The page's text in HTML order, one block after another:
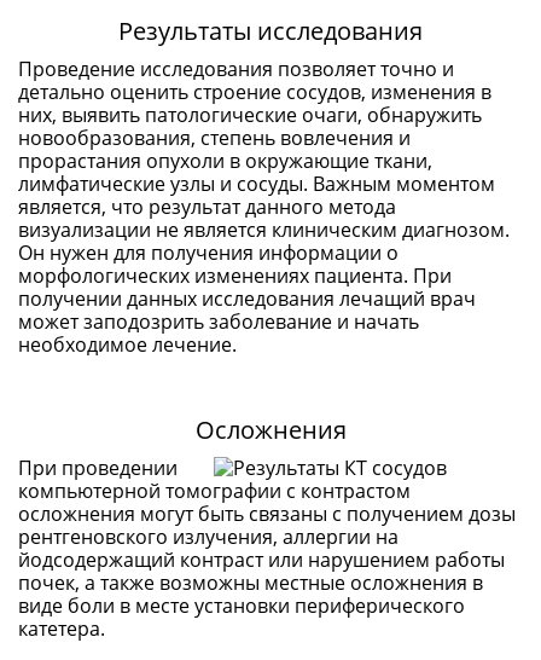
Результаты исследования
Проведение исследования позволяет точно и
детально оценить строение сосудов, изменения в
них, выявить патологические очаги, обнаружить
новообразования, степень вовлечения и
прорастания опухоли в окружающие ткани,
лимфатические узлы и сосуды. Важным моментом
является, что результат данного метода
визуализации не является клиническим диагнозом.
Он нужен для получения информации о
морфологических изменениях пациента. При
получении данных исследования лечащий врач
может заподозрить заболевание и начать
необходимое лечение.
Осложнения
При проведении
компьютерной томографии с контрастом
осложнения могут быть связаны с получением дозы
рентгеновского излучения, аллергии на
йодсодержащий контраст или нарушением работы
почек, а также возможны местные осложнения в
виде боли в месте установки периферического
катетера.